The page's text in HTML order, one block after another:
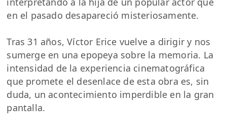
en el pasado desapareció misteriosamente.
Tras 31 años, Víctor Erice vuelve a dirigir y nos
sumerge en una epopeya sobre la memoria. La
intensidad de la experiencia cinematográfica
que promete el desenlace de esta obra es, sin
duda, un acontecimiento imperdible en la gran
pantalla.